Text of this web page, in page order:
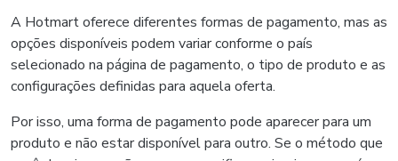
A Hotmart oferece diferentes formas de pagamento, mas as
opções disponíveis podem variar conforme o país
selecionado na página de pagamento, o tipo de produto e as
configurações definidas para aquela oferta.
Por isso, uma forma de pagamento pode aparecer para um
produto e não estar disponível para outro. Se o método que